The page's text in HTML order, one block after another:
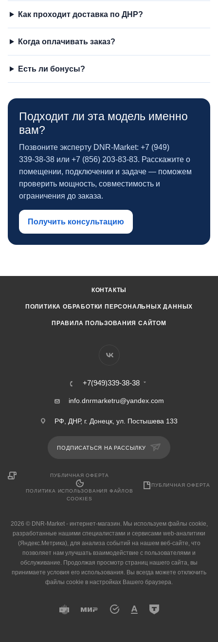
Как проходит доставка по ДНР?
Когда оплачивать заказ?
Есть ли бонусы?
Подходит ли эта модель именно
вам?
Позвоните эксперту DNR‑Market: +7 (949)
339‑38‑38 или +7 (856) 203‑83‑83. Расскажите о
помещении, подключении и задаче — поможем
проверить мощность, совместимость и
ограничения до заказа.
Получить консультацию
КОНТАКТЫ
ПОЛИТИКА ОБРАБОТКИ ПЕРСОНАЛЬНЫХ ДАННЫХ
ПРАВИЛА ПОЛЬЗОВАНИЯ САЙТОМ
+7(949)339-38-38
info.dnrmarketru@yandex.com
РФ, ДНР, г. Донецк, ул. Постышева 133
ПОДПИСАТЬСЯ НА РАССЫЛКУ
ПУБЛИЧНАЯ ОФЕРТА
ПОЛИТИКА ИСПОЛЬЗОВАНИЯ ФАЙЛОВ
COOKIES
ПУБЛИЧНАЯ ОФЕРТА
2026 © DNR-Market - интернет-магазин. Мы используем файлы cookie,
разработанные нашими специалистами и сервисами web-аналитики
(Яндекс.Метрика), для анализа событий на нашем веб-сайте, что
позволяет нам улучшать взаимодействие с пользователями и
обслуживание. Продолжая просмотр страниц нашего сайта, вы
принимаете условия его использования. Вы всегда можете отключить
файлы cookie в настройках Вашего браузера.